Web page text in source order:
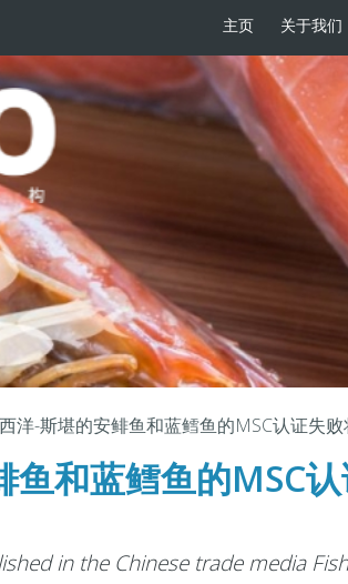
主页 关于我们
洋-斯堪的安鲱鱼和蓝鳕鱼的MSC认证失
鱼和蓝鳕鱼的MSC
in the Chinese trade media